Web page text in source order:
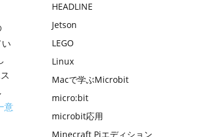
意
HEADLINE
Jetson
LEGO
Linux
Macで学ぶMicrobit
micro:bit
microbit応用
Minecraft Piエディション